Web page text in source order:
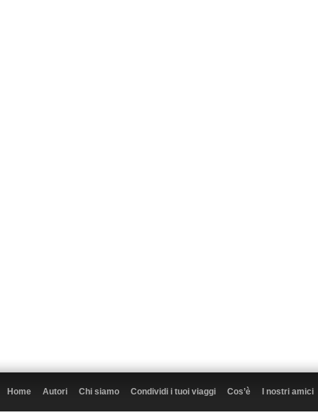
Home Autori Chi siamo Condividi i tuoi viaggi Cos’è I nostri amici